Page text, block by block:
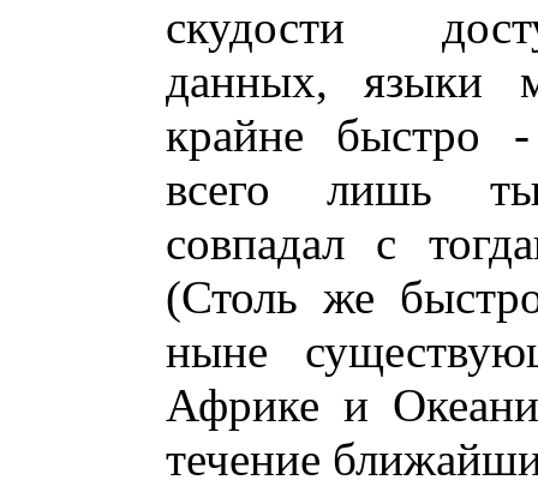
скудости
данных, языки
крайне быстро
всего лишь
совпадал с
(Столь же
ныне
Африке и
течение